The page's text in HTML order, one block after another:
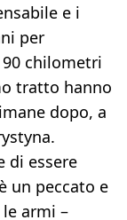
e i
per
chilometri
tratto hanno
dopo, a
di essere
un peccato e
armi –